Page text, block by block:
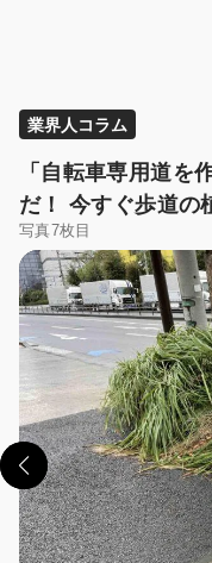
業界人コラム
「自転車専用道を
だ！ 今すぐ歩道の
写真7枚目